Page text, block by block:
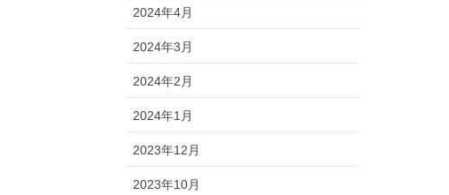
2024年4月
2024年3月
2024年2月
2024年1月
2023年12月
2023年10月